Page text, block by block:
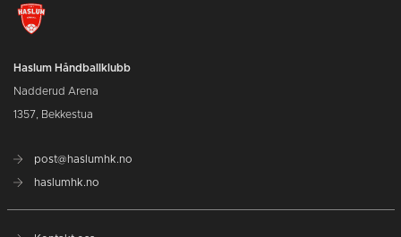
Haslum Håndballklubb
Nadderud Arena
1357, Bekkestua
post@haslumhk.no
haslumhk.no